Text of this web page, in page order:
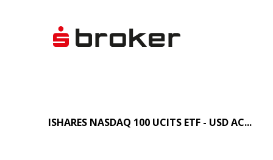
ISHARES NASDAQ 100 UCITS ETF - USD AC...